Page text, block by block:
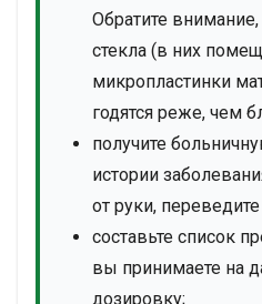
Обратите
стекла (в них
микропластинки
годятся реже, чем
получите
истории
от руки,
составьте список
вы принимаете на
дозировку;